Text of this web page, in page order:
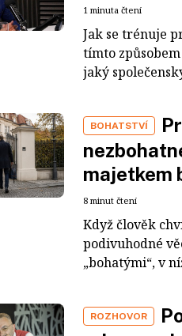
1 minuta čtení
Jak se trénuje
tímto
jaký
BOHATSTVÍ
majetkem
8 minut čtení
Když člověk
podivuhodné
„bohatými“, v
ROZHOVOR